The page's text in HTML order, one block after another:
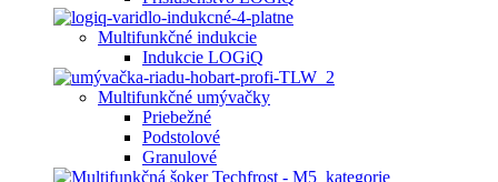
Multifunkčné indukcie
Indukcie LOGiQ
Multifunkčné umývačky
Priebežné
Podstolové
Granulové